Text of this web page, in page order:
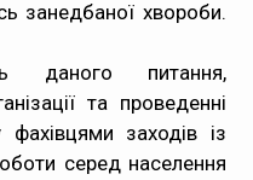
занедбаної хвороби.
даного питання,
та проведенні
заходів із
серед населення